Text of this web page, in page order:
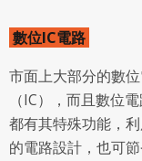
數位IC電路
市面上大部分的數
（IC），而且數位
都有其特殊功能，
的電路設計，也可